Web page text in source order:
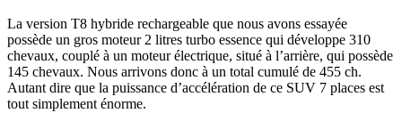
La version T8 hybride rechargeable que nous avons essayée
possède un gros moteur 2 litres turbo essence qui développe 310
chevaux, couplé à un moteur électrique, situé à l’arrière, qui possède
145 chevaux. Nous arrivons donc à un total cumulé de 455 ch.
Autant dire que la puissance d’accélération de ce SUV 7 places est
tout simplement énorme.